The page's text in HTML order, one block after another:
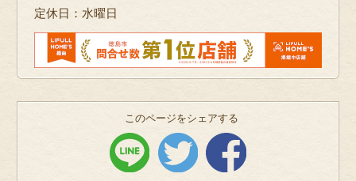
定休日：水曜日
このページをシェアする